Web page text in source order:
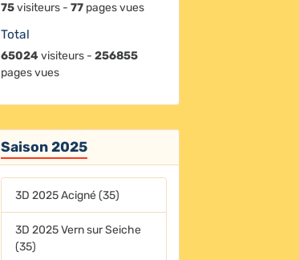
75visiteurs - 77pages vues
Total
65024 visiteurs - 256855
pages vues
Saison 2025
3D 2025 Acigné (35)
3D 2025 Vern sur Seiche
(35)